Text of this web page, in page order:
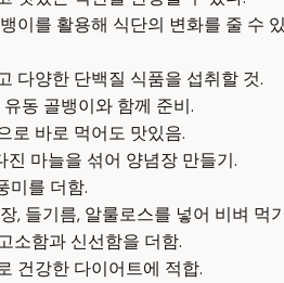
이를 활용해 식단의 변화를 줄 수
다양한 단백질 식품을 섭취할 것.
동 골뱅이와 함께 준비.
로 바로 먹어도 맛있음.
진 마늘을 섞어 양념장 만들기.
미를 더함.
, 들기름, 알룰로스를 넣어 비벼 먹
소함과 신선함을 더함.
건강한 다이어트에 적합.